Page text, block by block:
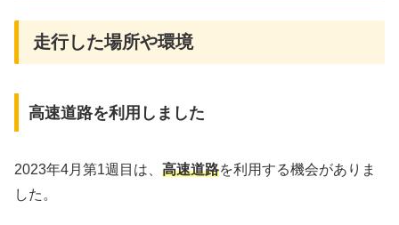
走行した場所や環境
高速道路を利用しました
2023年4月第1週目は、 高速道路を利用する機会がありま
した。